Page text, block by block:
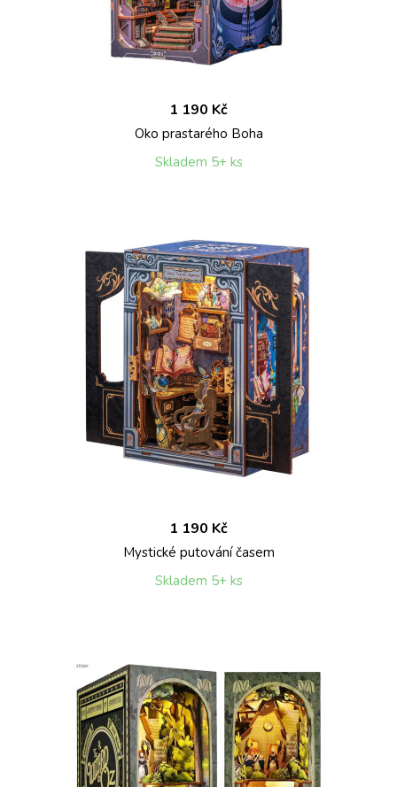
1 190 Kč
Oko prastarého Boha
Skladem 5+ ks
1 190 Kč
Mystické putování časem
Skladem 5+ ks